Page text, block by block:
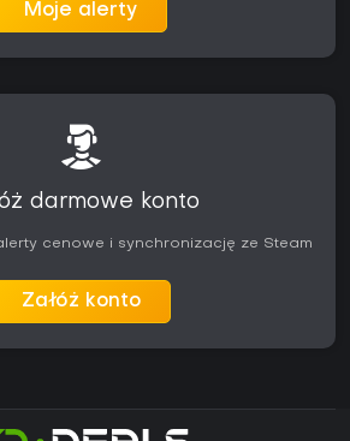
Moje alerty
darmowe konto
cenowe i synchronizację ze Steam
Załóż konto